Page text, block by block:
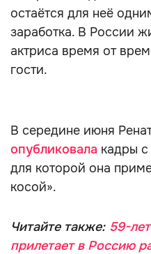
остаётся для неё
заработка. В России
актриса время от
гости.
В середине июня
опубликовала кадры
для которой она
косой».
Читайте также: 59-
прилетает в Россию